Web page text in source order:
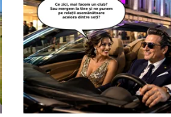
Atacurile cibernetice
expun vulnerabilitățile
statului român: ANP
repetă scenariul e‑Terra.
Ce ascund comunicările
oficiale și cine răspunde
pentru mentenanța IT a
instituțiilor publice